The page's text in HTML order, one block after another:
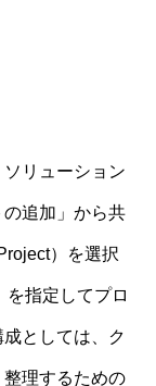
リューション
追加」から共
）を選択
を指定してプロ
としては、ク
理するための